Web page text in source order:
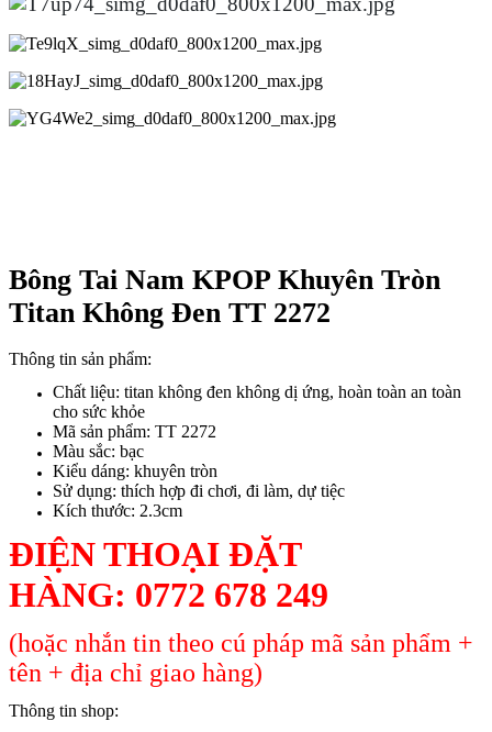
Bông Tai Nam KPOP Khuyên Tròn
Titan Không Đen TT 2272
Thông tin sản phẩm:
Chất liệu: titan không đen không dị ứng, hoàn toàn an toàn
cho sức khỏe
Mã sản phẩm: TT 2272
Màu sắc: bạc
Kiểu dáng: khuyên tròn
Sử dụng: thích hợp đi chơi, đi làm, dự tiệc
Kích thước: 2.3cm
ĐIỆN THOẠI ĐẶT
HÀNG: 0772 678 249
(hoặc nhắn tin theo cú pháp mã sản phẩm +
tên + địa chỉ giao hàng)
Thông tin shop: